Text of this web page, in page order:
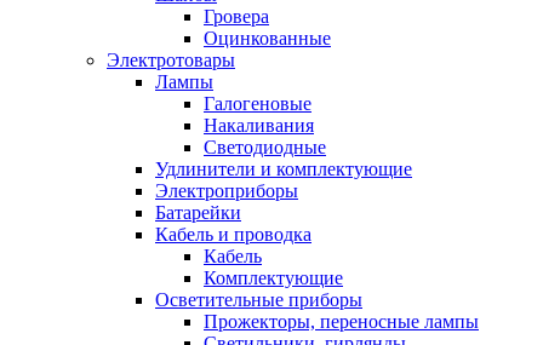
Гровера
Оцинкованные
Электротовары
Лампы
Галогеновые
Накаливания
Светодиодные
Удлинители и комплектующие
Электроприборы
Батарейки
Кабель и проводка
Кабель
Комплектующие
Осветительные приборы
Прожекторы, переносные лампы